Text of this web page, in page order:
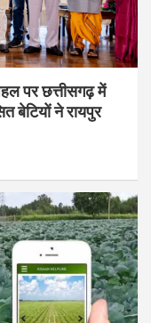
पर छत्तीसगढ़ में
बेटियों ने रायपुर